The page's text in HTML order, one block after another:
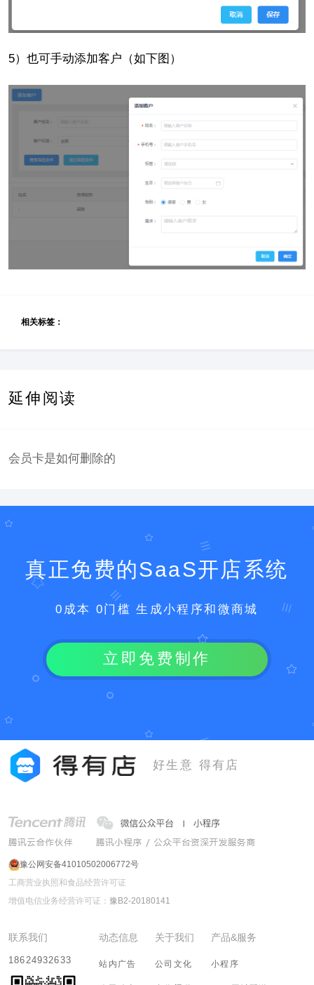
5）也可手动添加客户（如下图）
相关标签：
延伸阅读
会员卡是如何删除的
真正免费的SaaS开店系统
0成本 0门槛 生成小程序和微商城
立即免费制作
好生意 得有店
豫公网安备41010502006772号
工商营业执照和食品经营许可证
增值电信业务经营许可证： 豫B2-20180141
联系我们
18624932633
动态信息
站内广告
关于我们
公司文化
产品&服务
小程序